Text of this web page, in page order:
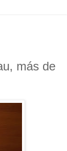
más de